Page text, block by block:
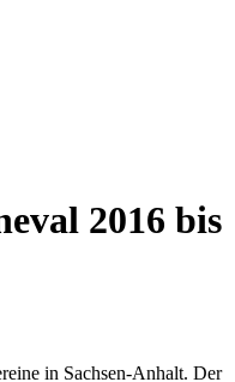
2016 bis
in Sachsen-Anhalt. Der